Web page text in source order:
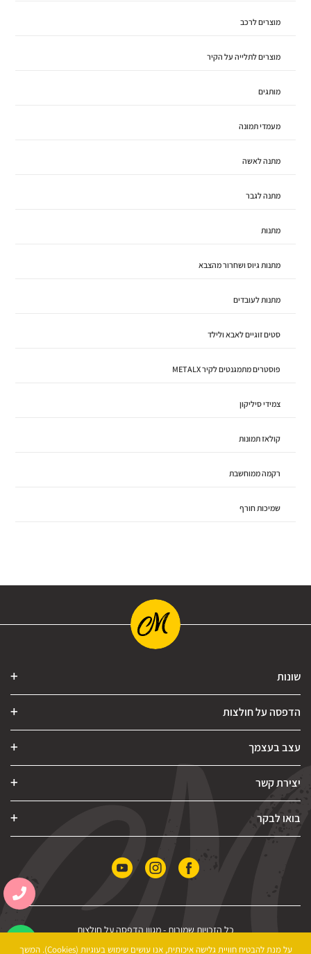
מוצרים לרכב
מוצרים לתלייה על הקיר
מותגים
מעמדי תמונה
מתנה לאשה
מתנה לגבר
מתנות
מתנות גיוס ושחרור מהצבא
מתנות לעובדים
סטים זוגיים לאבא ולילד
פוסטרים מתמגנטים לקיר METALX
צמידי סיליקון
קולאז תמונות
רקמה ממוחשבת
שמיכות חורף
שונות
הדפסה על חולצות
עצב בעצמך
יצירת קשר
בואו לבקר
כל הזכויות שמורות -מגוון הדפסה על חולצות
הצהרת נגישות|מדיניות פרטיות|תקנון האתר על מנת להבטיח חוויית גלישה איכותית, אנו עושים שימוש בעוגיות (Cookies). המשך